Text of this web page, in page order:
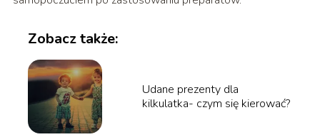
Zobacz także:
Udane prezenty dla
kilkulatka- czym się kierować?